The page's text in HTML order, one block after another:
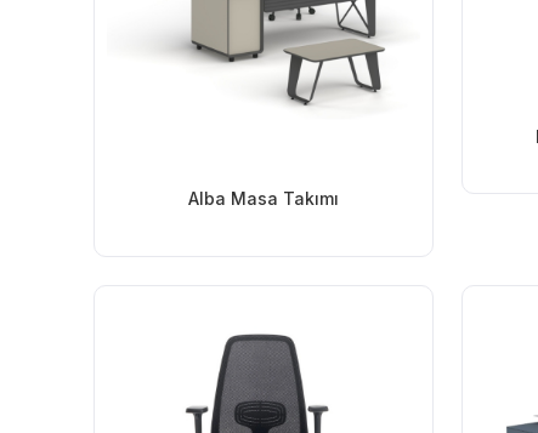
Alba Masa Takımı